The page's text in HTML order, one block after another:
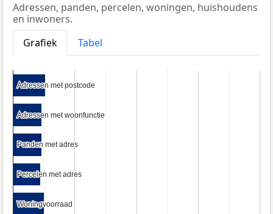
Adressen, panden, percelen, woningen, huishoudens
en inwoners.
Grafiek
Tabel
Adressen met postcode
Adressen met postcode
Adressen met woonfunctie
Adressen met woonfunctie
Panden met adres
Panden met adres
Percelen met adres
Percelen met adres
Woningvoorraad
Woningvoorraad